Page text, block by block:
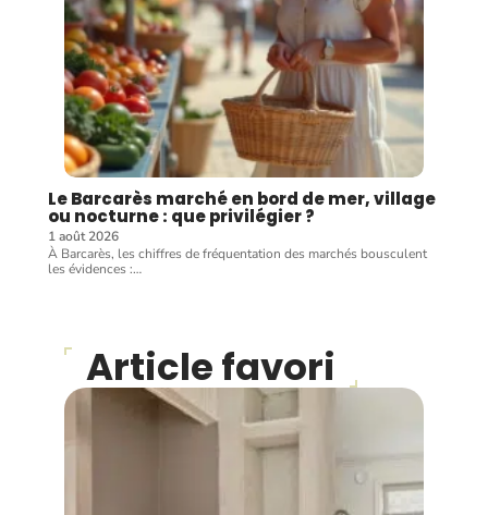
Le Barcarès marché en bord de mer, village
ou nocturne : que privilégier ?
1 août 2026
À Barcarès, les chiffres de fréquentation des marchés bousculent
les évidences :…
Article favori